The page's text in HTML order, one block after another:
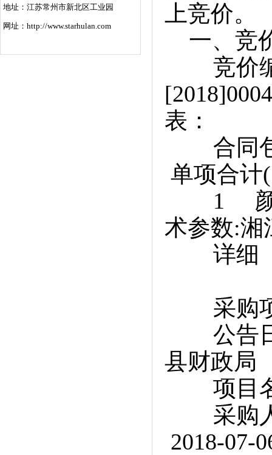
上竞价
一、竞
竞价编
表：
合同
单项合计
1 颜料
术参数:湘
详细
采购项
公告日
县财政局
项目名
采购人
2018-07-
地址：江苏常州市新北区工业园
网址：http://www.starhulan.com